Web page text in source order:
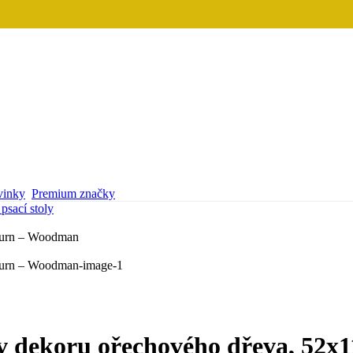
Premium značky
stoly
dekoru ořechového dřeva,